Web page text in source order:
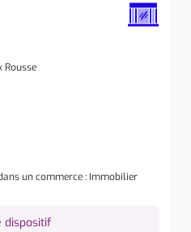
Rousse
un commerce : Immobilier
dispositif